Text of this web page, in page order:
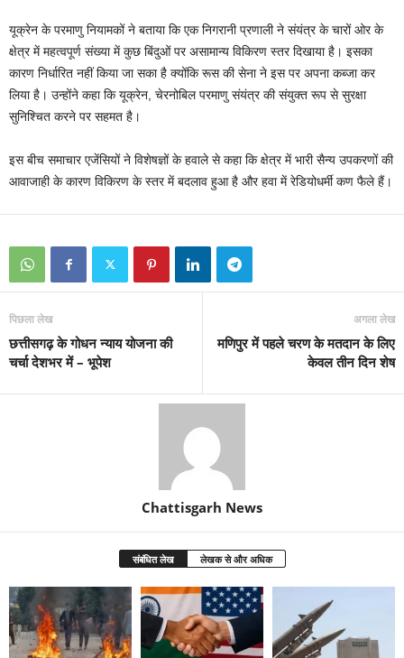
यूक्रेन के परमाणु नियामकों ने बताया कि एक निगरानी प्रणाली ने संयंत्र के चारों ओर के
क्षेत्र में महत्वपूर्ण संख्या में कुछ बिंदुओं पर असामान्य विकिरण स्तर दिखाया है। इसका
कारण निर्धारित नहीं किया जा सका है क्योंकि रूस की सेना ने इस पर अपना कब्जा कर
लिया है। उन्‍होंने कहा कि यूक्रेन, चेरनोबिल परमाणु संयंत्र की संयुक्त रूप से सुरक्षा
सुनिश्चित करने पर सहमत है।
इस बीच समाचार एजेंसियों ने विशेषज्ञों के हवाले से कहा कि क्षेत्र में भारी सैन्य उपकरणों की
आवाजाही के कारण विकिरण के स्तर में बदलाव हुआ है और हवा में रेडियोधर्मी कण फैले हैं।
पिछला लेख
छत्तीसगढ़ के गोधन न्याय योजना की
चर्चा देशभर में – भूपेश
अगला लेख
मणिपुर में पहले चरण के मतदान के लिए
केवल तीन दिन शेष
Chattisgarh News
संबंधित लेख लेखक से और अधिक